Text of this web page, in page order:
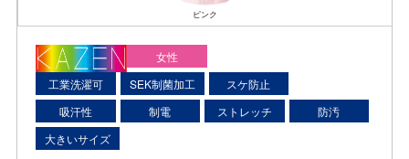
ピンク
女性
工業洗濯可
SEK制菌加工
スケ防止
吸汗性
制電 ストレッチ
防汚
大きいサイズ